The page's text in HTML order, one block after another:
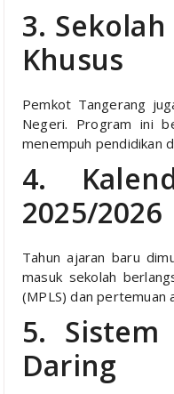
3.
Khusus
Pemkot Tangerang
Negeri. Program ini
menempuh pendidikan
4.
2025/2026
Tahun ajaran baru
masuk sekolah
(MPLS) dan pertemuan
5. Sistem
Daring